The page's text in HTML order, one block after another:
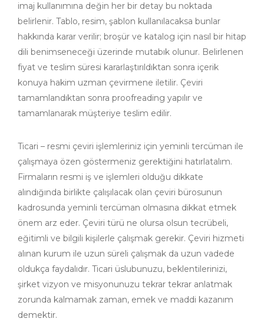
imaj kullanımına değin her bir detay bu noktada
belirlenir. Tablo, resim, şablon kullanılacaksa bunlar
hakkında karar verilir; broşür ve katalog için nasıl bir hitap
dili benimseneceği üzerinde mutabık olunur. Belirlenen
fiyat ve teslim süresi kararlaştırıldıktan sonra içerik
konuya hakim uzman çevirmene iletilir. Çeviri
tamamlandıktan sonra proofreading yapılır ve
tamamlanarak müşteriye teslim edilir.
Ticari – resmi çeviri işlemleriniz için yeminli tercüman ile
çalışmaya özen göstermeniz gerektiğini hatırlatalım.
Firmaların resmi iş ve işlemleri olduğu dikkate
alındığında birlikte çalışılacak olan çeviri bürosunun
kadrosunda yeminli tercüman olmasına dikkat etmek
önem arz eder. Çeviri türü ne olursa olsun tecrübeli,
eğitimli ve bilgili kişilerle çalışmak gerekir. Çeviri hizmeti
alınan kurum ile uzun süreli çalışmak da uzun vadede
oldukça faydalıdır. Ticari üslubunuzu, beklentilerinizi,
şirket vizyon ve misyonunuzu tekrar tekrar anlatmak
zorunda kalmamak zaman, emek ve maddi kazanım
demektir.